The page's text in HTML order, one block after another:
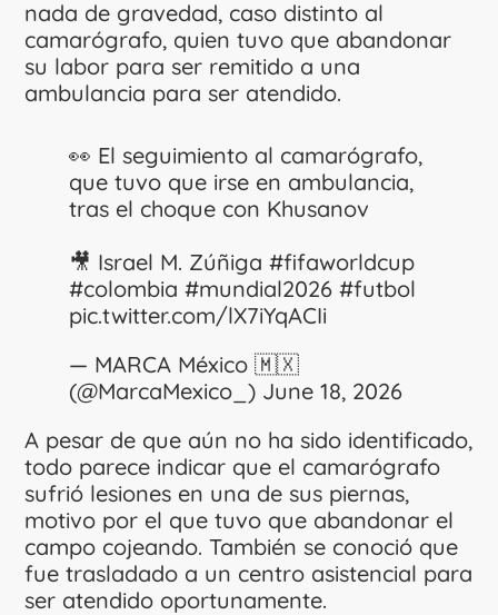
nada de gravedad, caso distinto al
camarógrafo, quien tuvo que abandonar
su labor para ser remitido a una
ambulancia para ser atendido.
👀 El seguimiento al camarógrafo,
que tuvo que irse en ambulancia,
tras el choque con Khusanov
🎥 Israel M. Zúñiga#fifaworldcup
#colombia #mundial2026 #futbol
pic.twitter.com/lX7iYqACIi
— MARCA México 🇲🇽
(@MarcaMexico_) June 18, 2026
A pesar de que aún no ha sido identificado,
todo parece indicar que el camarógrafo
sufrió lesiones en una de sus piernas,
motivo por el que tuvo que abandonar el
campo cojeando. También se conoció que
fue trasladado a un centro asistencial para
ser atendido oportunamente.